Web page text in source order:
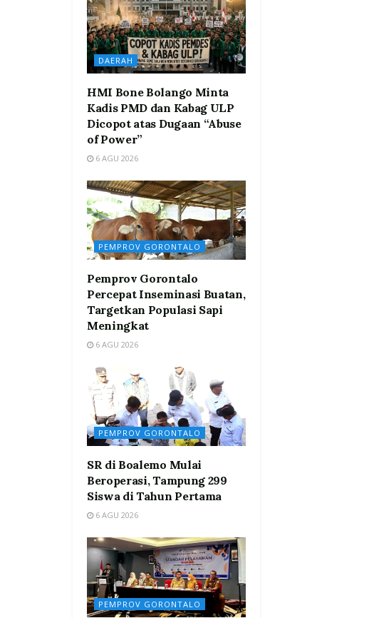
DAERAH
HMI Bone Bolango Minta
Kadis PMD dan Kabag ULP
Dicopot atas Dugaan “Abuse
of Power”
6 AGU 2026
PEMPROV GORONTALO
Pemprov Gorontalo
Percepat Inseminasi Buatan,
Targetkan Populasi Sapi
Meningkat
6 AGU 2026
PEMPROV GORONTALO
SR di Boalemo Mulai
Beroperasi, Tampung 299
Siswa di Tahun Pertama
6 AGU 2026
PEMPROV GORONTALO